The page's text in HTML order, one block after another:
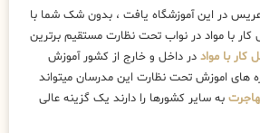
در این آموزشگاه یافت ، بدون شک شما با
با مواد در نواب تحت نظارت مستقیم برترین
کار با مواد در داخل و خارج از کشور آموزش
های اموزش تحت نظارت این مدرسان میتواند
به سایر کشورها را دارند یک گزینه عالی